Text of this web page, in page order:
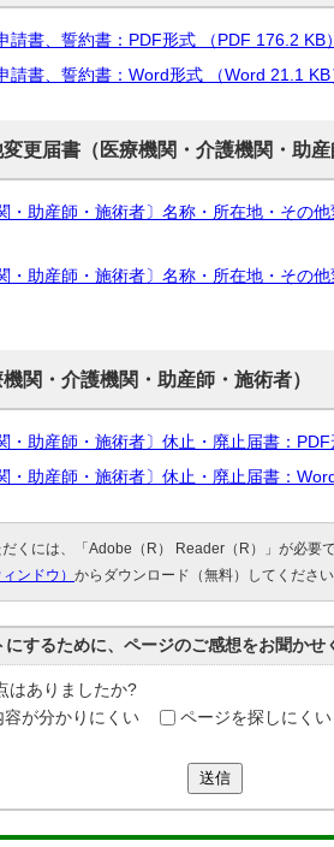
請書、誓約書：PDF形式 （PDF 176.2 KB
請書、誓約書：Word形式 （Word 21.1 KB
更届書（医療機関・介護機関・助
・助産師・施術者〕名称・所在地・その
・助産師・施術者〕名称・所在地・その
関・介護機関・助産師・施術者）
・助産師・施術者〕休止・廃止届書：
・助産師・施術者〕休止・廃止届書：
くには、「Adobe（R） Reader（R）」が必要
ンドウ） からダウンロード（無料）してくださ
にするために、ページのご感想をお聞かせ
はありましたか?
容が分かりにくい
ページを探しにくい
送信